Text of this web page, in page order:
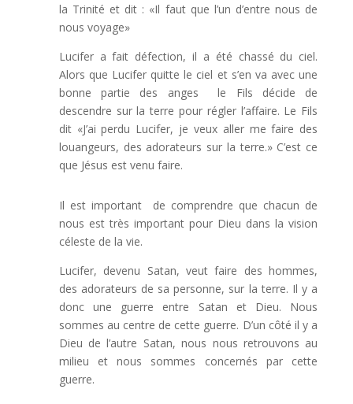
la Trinité et dit : «Il faut que l’un d’entre nous de
nous voyage»
Lucifer a fait défection, il a été chassé du ciel.
Alors que Lucifer quitte le ciel et s’en va avec une
bonne partie des anges le Fils décide de
descendre sur la terre pour régler l’affaire. Le Fils
dit «J’ai perdu Lucifer, je veux aller me faire des
louangeurs, des adorateurs sur la terre.» C’est ce
que Jésus est venu faire.
Il est important de comprendre que chacun de
nous est très important pour Dieu dans la vision
céleste de la vie.
Lucifer, devenu Satan, veut faire des hommes,
des adorateurs de sa personne, sur la terre. Il y a
donc une guerre entre Satan et Dieu. Nous
sommes au centre de cette guerre. D’un côté il y a
Dieu de l’autre Satan, nous nous retrouvons au
milieu et nous sommes concernés par cette
guerre.